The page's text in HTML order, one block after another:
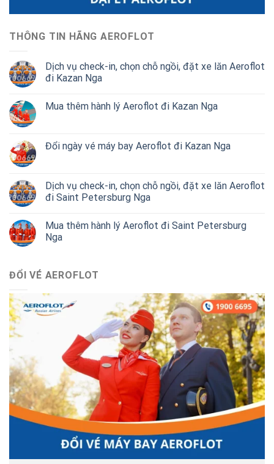
THÔNG TIN HÃNG AEROFLOT
Dịch vụ check-in, chọn chỗ ngồi, đặt xe lăn Aeroflot
đi Kazan Nga
Mua thêm hành lý Aeroflot đi Kazan Nga
Đổi ngày vé máy bay Aeroflot đi Kazan Nga
Dịch vụ check-in, chọn chỗ ngồi, đặt xe lăn Aeroflot
đi Saint Petersburg Nga
Mua thêm hành lý Aeroflot đi Saint Petersburg
Nga
ĐỔI VÉ AEROFLOT